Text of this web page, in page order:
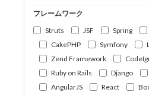
フレームワーク
Struts
JSF Spring
CakePHP
Symfony
Zend Framework
Ruby on Rails
Django
AngularJS
React